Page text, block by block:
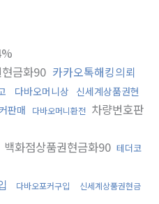
금화90 카카오톡해킹의뢰
다바오머니상 신세계상품권현
판매 다바오머니환전 차량번호판
백화점상품권현금화90 테더코
다바오포커구입
신세계상품권현금